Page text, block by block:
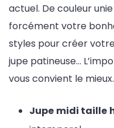
actuel. De couleur
forcément votre
styles pour créer
jupe patineuse…
vous convient le mieux.
Jupe midi taille